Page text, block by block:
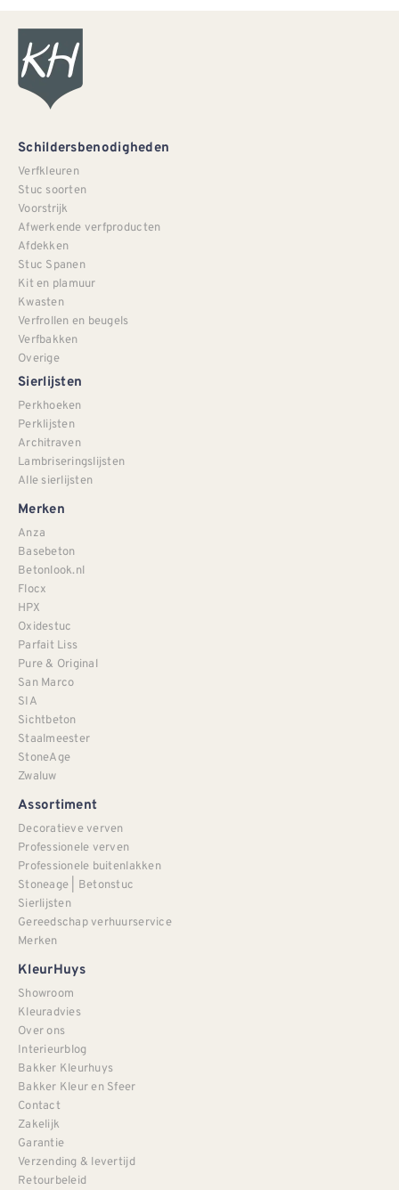
Schildersbenodigheden
Verfkleuren
Stuc soorten
Voorstrijk
Afwerkende verfproducten
Afdekken
Stuc Spanen
Kit en plamuur
Kwasten
Verfrollen en beugels
Verfbakken
Overige
Sierlijsten
Perkhoeken
Perklijsten
Architraven
Lambriseringslijsten
Alle sierlijsten
Merken
Anza
Basebeton
Betonlook.nl
Flocx
HPX
Oxidestuc
Parfait Liss
Pure & Original
San Marco
SIA
Sichtbeton
Staalmeester
StoneAge
Zwaluw
Assortiment
Decoratieve verven
Professionele verven
Professionele buitenlakken
Stoneage | Betonstuc
Sierlijsten
Gereedschap verhuurservice
Merken
KleurHuys
Showroom
Kleuradvies
Over ons
Interieurblog
Bakker Kleurhuys
Bakker Kleur en Sfeer
Contact
Zakelijk
Garantie
Verzending & levertijd
Retourbeleid